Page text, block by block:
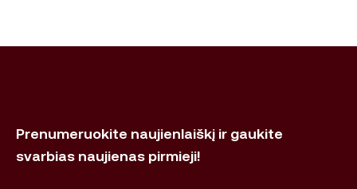
Prenumeruokite naujienlaiškį ir gaukite
svarbias naujienas pirmieji!